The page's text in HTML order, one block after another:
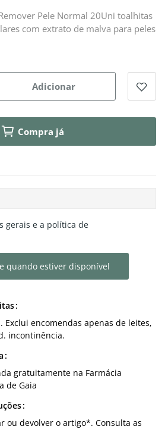
Pele Normal 20Uni toalhitas
com extrato de malva para peles
Adicionar
Compra já
gerais e a política de
quando estiver disponível
Exclui encomendas apenas de leites,
incontinência.
gratuitamente na Farmácia
de Gaia
ou devolver o artigo*. Consulta as